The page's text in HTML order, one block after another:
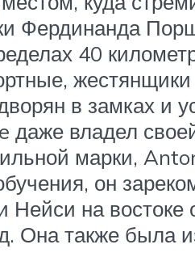
Фердинанда
40
в замках и
даже владел
марки,
он
Нейси на
Она также была